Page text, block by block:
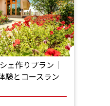
ェ作りプラン│
験とコースラン